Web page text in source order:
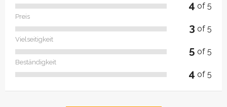
4 of 5
Preis
3 of 5
Vielseitigkeit
5 of 5
Beständigkeit
4 of 5